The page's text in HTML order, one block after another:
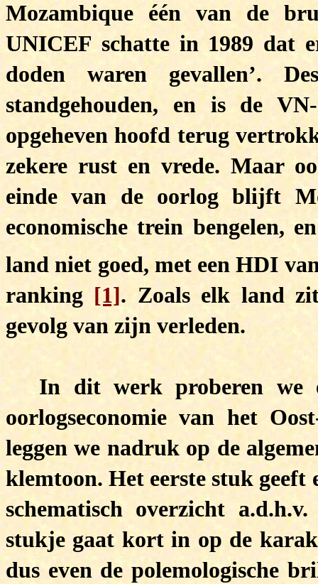
Mozambique één van de
UNICEF schatte in 1989 dat
doden waren gevallen’.
standgehouden, en is de
opgeheven hoofd terug
zekere rust en vrede. Maar
einde van de oorlog blijft
economische trein bengelen,
land niet goed, met een HDI
ranking [1]. Zoals elk land
gevolg van zijn verleden.
In dit werk proberen we
oorlogseconomie van het
leggen we nadruk op de
klemtoon. Het eerste stuk
schematisch overzicht
stukje gaat kort in op de
dus even de polemologische